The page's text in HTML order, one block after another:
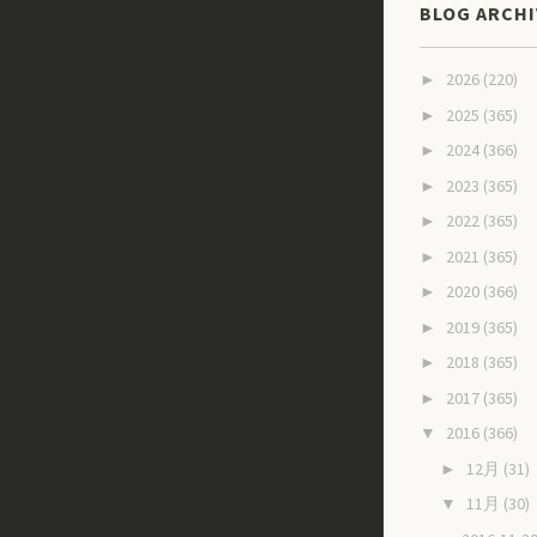
BLOG
► 2026 (220)
► 2025 (365)
► 2024 (366)
► 2023 (365)
► 2022 (365)
► 2021 (365)
► 2020 (366)
► 2019 (365)
► 2018 (365)
► 2017 (365)
▼ 2016 (366)
► 12月 (31)
▼ 11月 (30)